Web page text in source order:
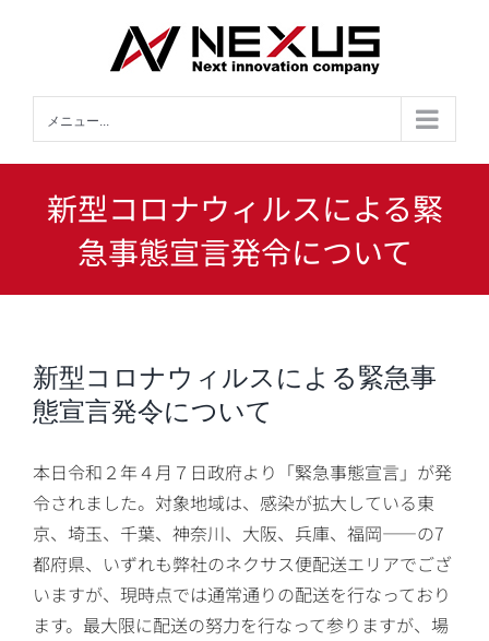
メニュー...
新型コロナウィルスによる緊
急事態宣言発令について
新型コロナウィルスによる緊急事
態宣言発令について
本日令和２年４月７日政府より「緊急事態宣言」が発
令されました。対象地域は、感染が拡大している東
京、埼玉、千葉、神奈川、大阪、兵庫、福岡――の7
都府県、いずれも弊社のネクサス便配送エリアでござ
いますが、現時点では通常通りの配送を行なっており
ます。最大限に配送の努力を行なって参りますが、場